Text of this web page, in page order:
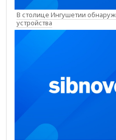
В столице Ингушетии
устройства